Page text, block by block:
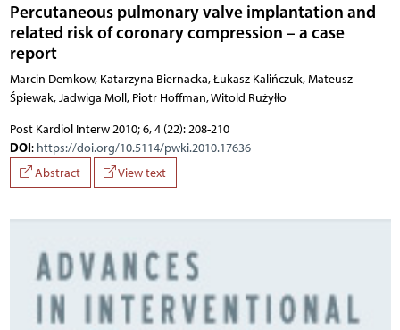
Percutaneous pulmonary valve implantation and
related risk of coronary compression – a case
report
Marcin Demkow, Katarzyna Biernacka, Łukasz Kalińczuk, Mateusz
Śpiewak, Jadwiga Moll, Piotr Hoffman, Witold Rużyłło
Post Kardiol Interw 2010; 6, 4 (22): 208-210
DOI: https://doi.org/10.5114/pwki.2010.17636
Abstract
View text